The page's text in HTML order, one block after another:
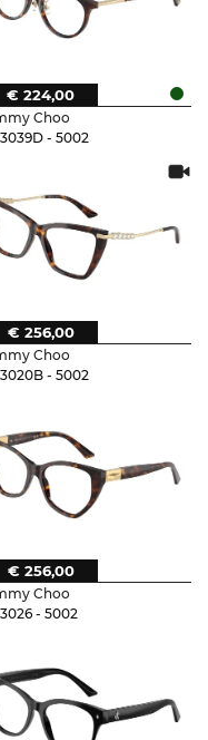
Choo
- 5002
€ 224,00
Choo
- 5002
€ 256,00
Choo
- 5002
€ 256,00